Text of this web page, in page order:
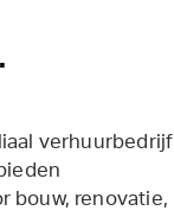
verhuurbedrijf
bouw, renovatie,